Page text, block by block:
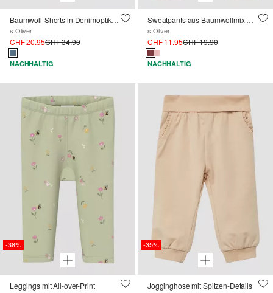
Baumwoll-Shorts in Denimoptik mit Gürtel
s.Oliver
CHF 20.95CHF 34.90
NACHHALTIG
Sweatpants aus Baumwollmix mit Glitzerdetails
s.Oliver
CHF 11.95CHF 19.90
NACHHALTIG
-38%
Leggings mit All-over-Print
-35%
Jogginghose mit Spitzen-Details